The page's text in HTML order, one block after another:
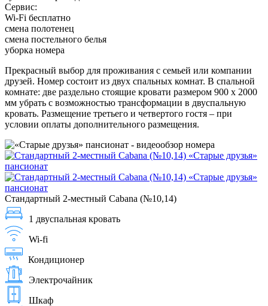
Сервис:
Wi-Fi бесплатно
смена полотенец
смена постельного белья
уборка номера
Прекрасный выбор для проживания с семьей или компании
друзей. Номер состоит из двух спальных комнат. В спальной
комнате: две раздельно стоящие кровати размером 900 х 2000
мм убрать с возможностью трансформации в двуспальную
кровать. Размещение третьего и четвертого гостя – при
условии оплаты дополнительного размещения.
Стандартный 2-местный Cabana (№10,14)
1 двуспальная кровать
Wi-fi
Кондиционер
Электрочайник
Шкаф